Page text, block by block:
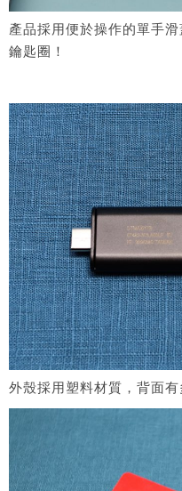
產品採用便於操作的單手
鑰匙圈！
外殼採用塑料材質，背面